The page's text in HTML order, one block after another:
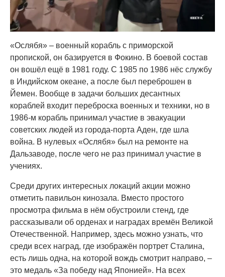
«Ослябя» – военный корабль с приморской
пропиской, он базируется в Фокино. В боевой состав
он вошёл ещё в 1981 году. С 1985 по 1986 нёс службу
в Индийском океане, а после был переброшен в
Йемен. Вообще в задачи больших десантных
кораблей входит переброска военных и техники, но в
1986-м корабль принимал участие в эвакуации
советских людей из города-порта Аден, где шла
война. В нулевых «Ослябя» был на ремонте на
Дальзаводе, после чего не раз принимал участие в
учениях.
Среди других интересных локаций акции можно
отметить павильон кинозала. Вместо простого
просмотра фильма в нём обустроили стенд, где
рассказывали об орденах и наградах времён Великой
Отечественной. Например, здесь можно узнать, что
среди всех наград, где изображён портрет Сталина,
есть лишь одна, на которой вождь смотрит направо, –
это медаль «За победу над Японией». На всех